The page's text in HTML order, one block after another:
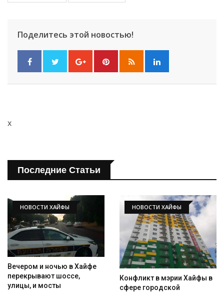
Поделитесь этой новостью!
x
Последние Статьи
НОВОСТИ ХАЙФЫ
Вечером и ночью в Хайфе
перекрывают шоссе,
улицы, и мосты
НОВОСТИ ХАЙФЫ
Конфликт в мэрии Хайфы в
сфере городской